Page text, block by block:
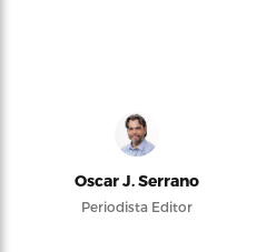
Oscar J. Serrano
Periodista Editor